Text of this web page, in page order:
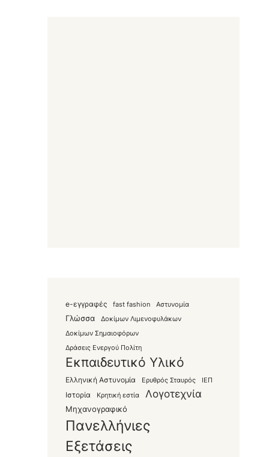
e-εγγραφές fast fashion Αστυνομία
Γλώσσα
Δοκίμων Λιμενοφυλάκων
Δοκίμων Σημαιοφόρων
Δράσεις Ενεργού Πολίτη
Εκπαιδευτικό Υλικό
Ελληνική Αστυνομία Ερυθρός Σταυρός ΙΕΠ
Ιστορία Κρητική εστία Λογοτεχνία
Μηχανογραφικό
Πανελλήνιες
Εξετάσεις